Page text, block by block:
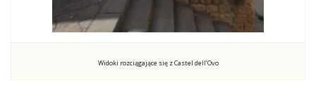
Widoki rozciągające się z Castel dell’Ovo